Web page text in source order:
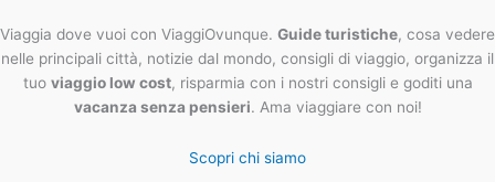
Viaggia dove vuoi con ViaggiOvunque. Guide turistiche, cosa vedere
nelle principali città, notizie dal mondo, consigli di viaggio, organizza il
tuo viaggio low cost, risparmia con i nostri consigli e goditi una
vacanza senza pensieri. Ama viaggiare con noi!
Scopri chi siamo